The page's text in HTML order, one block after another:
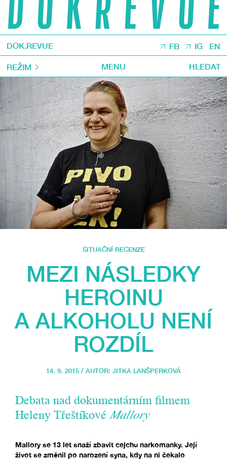
DOK.REVUE FB IG EN
REŽIM MENU HLEDAT
SITUAČNÍ RECENZE
MEZI NÁSLEDKY
HEROINU
A ALKOHOLU NENÍ
ROZDÍL
14. 9. 2015 / AUTOR: JITKA LANŠPERKOVÁ
Debata nad dokumentárním filmem
Heleny Třeštíkové Mallory
Mallory se 13 let snaží zbavit cejchu narkomanky. Její
život se změnil po narození syna, kdy na ni čekalo